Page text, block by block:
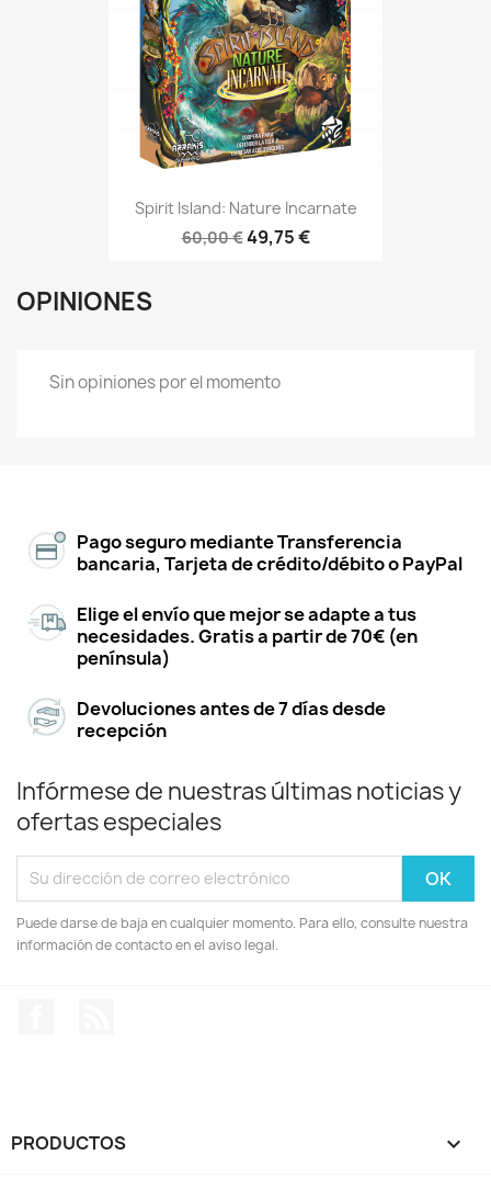
Spirit Island: Nature Incarnate
60,00 €49,75 €
OPINIONES
Sin opiniones por el momento
Pago seguro mediante Transferencia
bancaria, Tarjeta de crédito/débito o PayPal
Elige el envío que mejor se adapte a tus
necesidades. Gratis a partir de 70€ (en
península)
Devoluciones antes de 7 días desde
recepción
Infórmese de nuestras últimas noticias y
ofertas especiales
Puede darse de baja en cualquier momento. Para ello, consulte nuestra
información de contacto en el aviso legal.
PRODUCTOS 